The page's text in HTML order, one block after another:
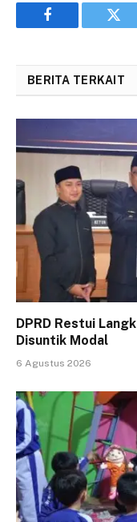
Facebook
BERITA TERKAIT
DPRD Restui
Disuntik Modal
6 Agustus 2026